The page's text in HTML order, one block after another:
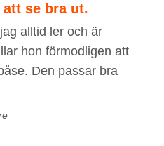
se bra ut.
alltid ler och är
hon förmodligen att
Den passar bra